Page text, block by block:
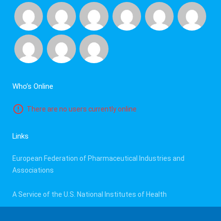
Who’s Online
There are no users currently online
Links
European Federation of Pharmaceutical Industries and
Associations
A Service of the U.S. National Institutes of Health